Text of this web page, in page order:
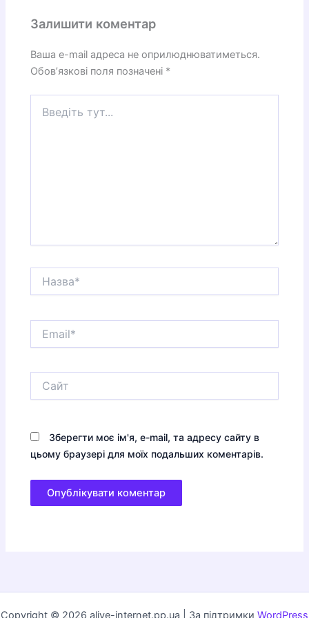
Залишити коментар
Ваша e-mail адреса не оприлюднюватиметься.
Обов’язкові поля позначені *
тут...
Зберегти моє ім'я, e-mail, та адресу сайту в
цьому браузері для моїх подальших коментарів.
Copyright © 2026 alive-internet.pp.ua | За підтримки WordPress